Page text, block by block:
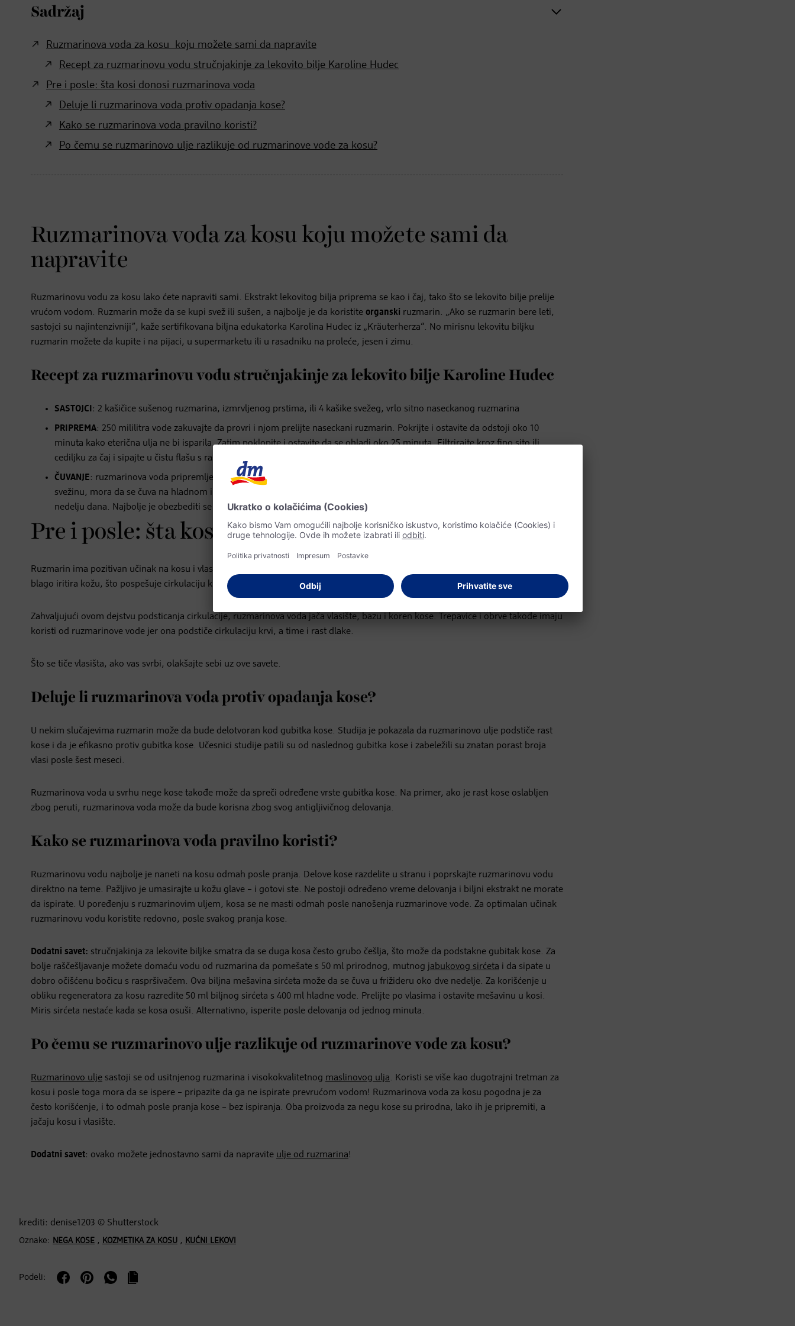
Sadržaj
Ruzmarinova voda za kosu koju možete sami da napravite
Recept za ruzmarinovu vodu stručnjakinje za lekovito bilje Karoline Hudec
Pre i posle: šta kosi donosi ruzmarinova voda
Deluje li ruzmarinova voda protiv opadanja kose?
Kako se ruzmarinova voda pravilno koristi?
Po čemu se ruzmarinovo ulje razlikuje od ruzmarinove vode za kosu?
Ruzmarinova voda za kosu koju možete sami da
napravite
Ruzmarinovu vodu za kosu lako ćete napraviti sami. Ekstrakt lekovitog bilja priprema se kao i čaj, tako što se lekovito bilje prelije
vrućom vodom. Ruzmarin može da se kupi svež ili sušen, a najbolje je da koristite organski ruzmarin. „Ako se ruzmarin bere leti,
sastojci su najintenzivniji”, kaže sertifikovana biljna edukatorka Karolina Hudec iz „Kräuterherza“. No mirisnu lekovitu biljku
ruzmarin možete da kupite i na pijaci, u supermarketu ili u rasadniku na proleće, jesen i zimu.
Recept za ruzmarinovu vodu stručnjakinje za lekovito bilje Karoline Hudec
SASTOJCI: 2 kašičice sušenog ruzmarina, izmrvljenog prstima, ili 4 kašike svežeg, vrlo sitno naseckanog ruzmarina
PRIPREMA: 250 mililitra vode zakuvajte da provri i njom prelijte naseckani ruzmarin. Pokrijte i ostavite da odstoji oko 10
minuta kako eterična ulja ne bi isparila. Zatim poklopite i ostavite da se ohladi oko 25 minuta. Filtrirajte kroz fino sito ili
cediljku za čaj i sipajte u čistu flašu s raspršivačem koju ste prethodno oprali vrućom vodom ili alkoholom.
ČUVANJE: ruzmarinova voda pripremljena kod kuće potpuno je prirodan proizvod i ne sadrži konzervanse. Kako bi zadržala
svežinu, mora da se čuva na hladnom i tamnom mestu. Kad se pakuje u flašicu s raspršivačem, izdržaće u frižideru do
nedelju dana. Najbolje je obezbediti se nedeljnom zalihom. Koristite je po malo posle svakog pranja kose.
Pre i posle: šta kosi donosi ruzmarinova voda
Ruzmarin ima pozitivan učinak na kosu i vlasište: deluje antibakterijski, protivupalno, antivirusno i antimikrobno. Ruzmarin takođe
blago iritira kožu, što pospešuje cirkulaciju krvi.
Zahvaljujući ovom dejstvu podsticanja cirkulacije, ruzmarinova voda jača vlasište, bazu i koren kose. Trepavice i obrve takođe imaju
koristi od ruzmarinove vode jer ona podstiče cirkulaciju krvi, a time i rast dlake.
Što se tiče vlasišta, ako vas svrbi, olakšajte sebi uz ove savete.
Deluje li ruzmarinova voda protiv opadanja kose?
U nekim slučajevima ruzmarin može da bude delotvoran kod gubitka kose. Studija je pokazala da ruzmarinovo ulje podstiče rast
kose i da je efikasno protiv gubitka kose. Učesnici studije patili su od naslednog gubitka kose i zabeležili su znatan porast broja
vlasi posle šest meseci.
Ruzmarinova voda u svrhu nege kose takođe može da spreči određene vrste gubitka kose. Na primer, ako je rast kose oslabljen
zbog peruti, ruzmarinova voda može da bude korisna zbog svog antigljivičnog delovanja.
Kako se ruzmarinova voda pravilno koristi?
Ruzmarinovu vodu najbolje je naneti na kosu odmah posle pranja. Delove kose razdelite u stranu i poprskajte ruzmarinovu vodu
direktno na teme. Pažljivo je umasirajte u kožu glave – i gotovi ste. Ne postoji određeno vreme delovanja i biljni ekstrakt ne morate
da ispirate. U poređenju s ruzmarinovim uljem, kosa se ne masti odmah posle nanošenja ruzmarinove vode. Za optimalan učinak
ruzmarinovu vodu koristite redovno, posle svakog pranja kose.
Dodatni savet: stručnjakinja za lekovite biljke smatra da se duga kosa često grubo češlja, što može da podstakne gubitak kose. Za
bolje raščešljavanje možete domaću vodu od ruzmarina da pomešate s 50 ml prirodnog, mutnog jabukovog sirćeta i da sipate u
dobro očišćenu bočicu s raspršivačem. Ova biljna mešavina sirćeta može da se čuva u frižideru oko dve nedelje. Za korišćenje u
obliku regeneratora za kosu razredite 50 ml biljnog sirćeta s 400 ml hladne vode. Prelijte po vlasima i ostavite mešavinu u kosi.
Miris sirćeta nestaće kada se kosa osuši. Alternativno, isperite posle delovanja od jednog minuta.
Po čemu se ruzmarinovo ulje razlikuje od ruzmarinove vode za kosu?
Ruzmarinovo ulje sastoji se od usitnjenog ruzmarina i visokokvalitetnog maslinovog ulja. Koristi se više kao dugotrajni tretman za
kosu i posle toga mora da se ispere – pripazite da ga ne ispirate prevrućom vodom! Ruzmarinova voda za kosu pogodna je za
često korišćenje, i to odmah posle pranja kose – bez ispiranja. Oba proizvoda za negu kose su prirodna, lako ih je pripremiti, a
jačaju kosu i vlasište.
Dodatni savet: ovako možete jednostavno sami da napravite ulje od ruzmarina!
krediti: denise1203 © Shutterstock
Oznake: NEGA KOSE , KOZMETIKA ZA KOSU , KUĆNI LEKOVI
Podeli: